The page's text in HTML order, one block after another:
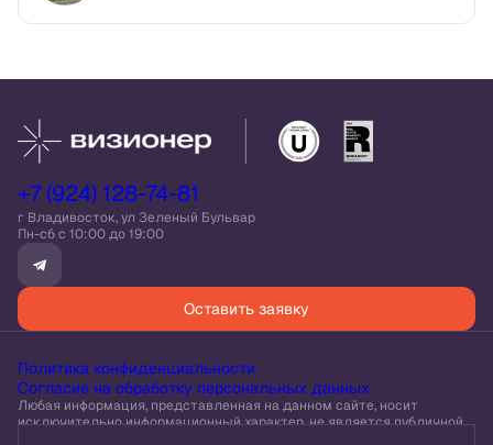
+7 (924) 128-74-81
г Владивосток, ул Зеленый Бульвар
Пн-сб c 10:00 до 19:00
Оставить заявку
Политика конфиденциальности
Согласие на обработку персональных данных
Любая информация, представленная на данном сайте, носит
исключительно информационный характер, не является публичной